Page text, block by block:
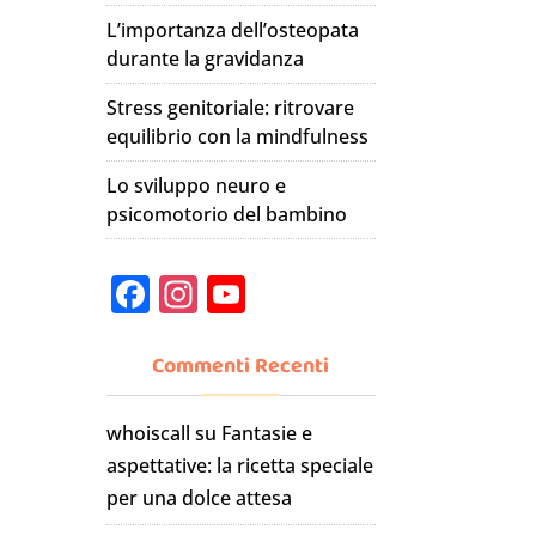
L’importanza dell’osteopata
durante la gravidanza
Stress genitoriale: ritrovare
equilibrio con la mindfulness
Lo sviluppo neuro e
psicomotorio del bambino
F
a
c
e
b
o
o
In
st
a
gr
a
m
u
T
u
b
e
Commenti Recenti
whoiscall su Fantasie e
aspettative: la ricetta speciale
per una dolce attesa